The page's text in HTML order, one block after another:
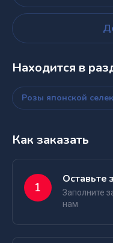
Находится в
Розы японской
Как заказать
1
Оставьте
Заполните
нам